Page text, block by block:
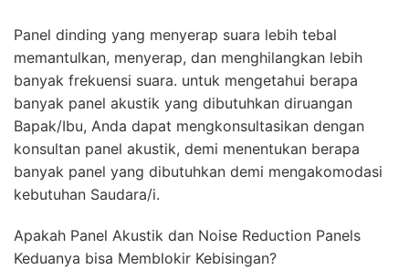
Panel dinding yang menyerap suara lebih tebal
memantulkan, menyerap, dan menghilangkan lebih
banyak frekuensi suara. untuk mengetahui berapa
banyak panel akustik yang dibutuhkan diruangan
Bapak/Ibu, Anda dapat mengkonsultasikan dengan
konsultan panel akustik, demi menentukan berapa
banyak panel yang dibutuhkan demi mengakomodasi
kebutuhan Saudara/i.
Apakah Panel Akustik dan Noise Reduction Panels
Keduanya bisa Memblokir Kebisingan?